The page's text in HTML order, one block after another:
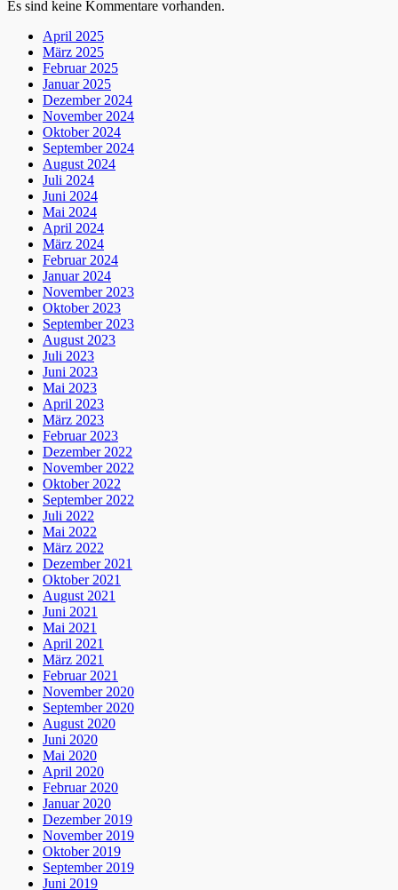
Es sind keine Kommentare vorhanden.
April 2025
März 2025
Februar 2025
Januar 2025
Dezember 2024
November 2024
Oktober 2024
September 2024
August 2024
Juli 2024
Juni 2024
Mai 2024
April 2024
März 2024
Februar 2024
Januar 2024
November 2023
Oktober 2023
September 2023
August 2023
Juli 2023
Juni 2023
Mai 2023
April 2023
März 2023
Februar 2023
Dezember 2022
November 2022
Oktober 2022
September 2022
Juli 2022
Mai 2022
März 2022
Dezember 2021
Oktober 2021
August 2021
Juni 2021
Mai 2021
April 2021
März 2021
Februar 2021
November 2020
September 2020
August 2020
Juni 2020
Mai 2020
April 2020
Februar 2020
Januar 2020
Dezember 2019
November 2019
Oktober 2019
September 2019
Juni 2019